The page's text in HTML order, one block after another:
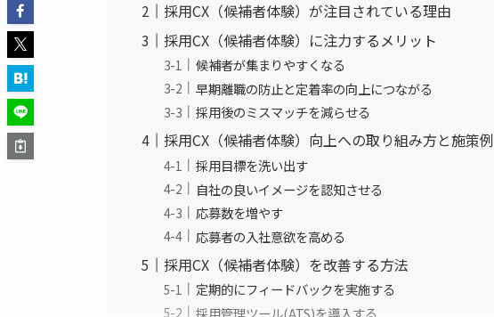
採用CX（候補者体験）が注目されている理由
採用CX（候補者体験）に注力するメリット
候補者が集まりやすくなる
早期離職の防止と定着率の向上につながる
採用後のミスマッチを減らせる
採用CX（候補者体験）向上への取り組み方と施策例
採用目標を洗い出す
自社の良いイメージを認知させる
応募数を増やす
応募者の入社意欲を高める
採用CX（候補者体験）を改善する方法
定期的にフィードバックを実施する
採用管理ツール(ATS)を導入する